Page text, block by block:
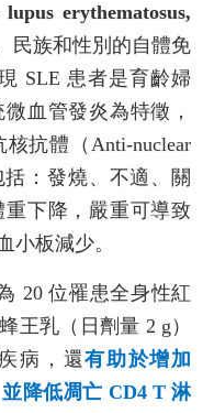
erythematosus,
民族和性別的自體免
SLE 患者是育齡婦
血管發炎為特徵，
抗體（Anti-nuclear
括：發燒、不適、關
下降，嚴重可導致
小板減少。
20 位罹患全身性紅
王乳（日劑量 2 g）
病，還有助於增加
降低凋亡 CD4 T 淋